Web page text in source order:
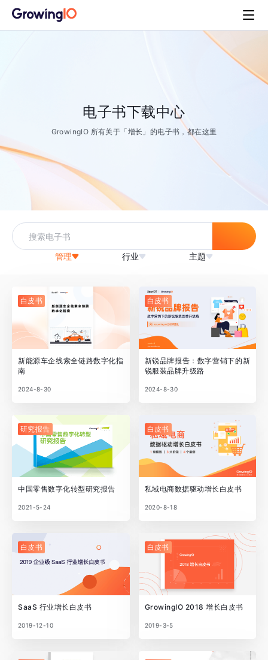
电子书下载中心
GrowingIO 所有关于「增长」的电子书，都在这里
管理 行业 主题
白皮书
新能源车企线索全链路数字化指
南
2024-8-30
白皮书
新锐品牌报告：数字营销下的新
锐服装品牌升级路
2024-8-30
研究报告
中国零售数字化转型研究报告
2021-5-24
白皮书
私域电商数据驱动增长白皮书
2020-8-18
白皮书
SaaS 行业增长白皮书
2019-12-10
白皮书
GrowingIO 2018 增长白皮书
2019-3-5